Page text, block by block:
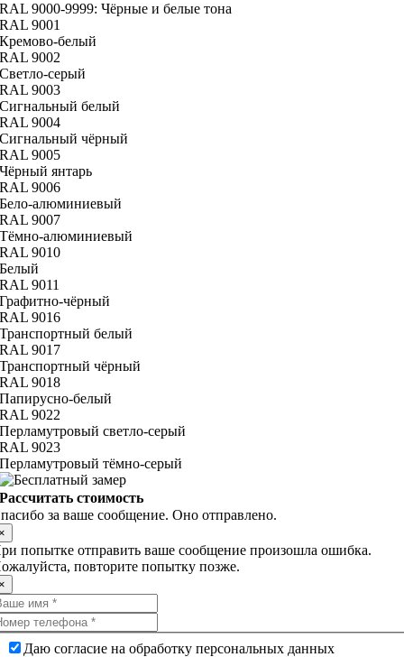
RAL 9000-9999: Чёрные и белые тона
RAL 9001
Кремово-белый
RAL 9002
Светло-серый
RAL 9003
Сигнальный белый
RAL 9004
Сигнальный чёрный
RAL 9005
Чёрный янтарь
RAL 9006
Бело-алюминиевый
RAL 9007
Тёмно-алюминиевый
RAL 9010
Белый
RAL 9011
Графитно-чёрный
RAL 9016
Транспортный белый
RAL 9017
Транспортный чёрный
RAL 9018
Папирусно-белый
RAL 9022
Перламутровый светло-серый
RAL 9023
Перламутровый тёмно-серый
Рассчитать стоимость
за ваше сообщение. Оно отправлено.
попытке отправить ваше сообщение произошла ошибка.
повторите попытку позже.
Даю согласие на обработку персональных данных